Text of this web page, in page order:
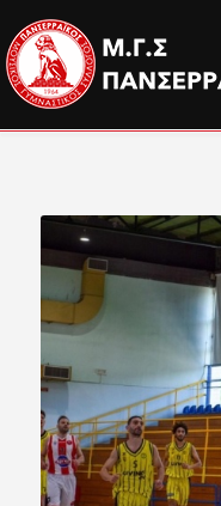
ΦΙΛΑΘΛΟΙ
ΧΟΡΗΓΟΙ
FANZONE